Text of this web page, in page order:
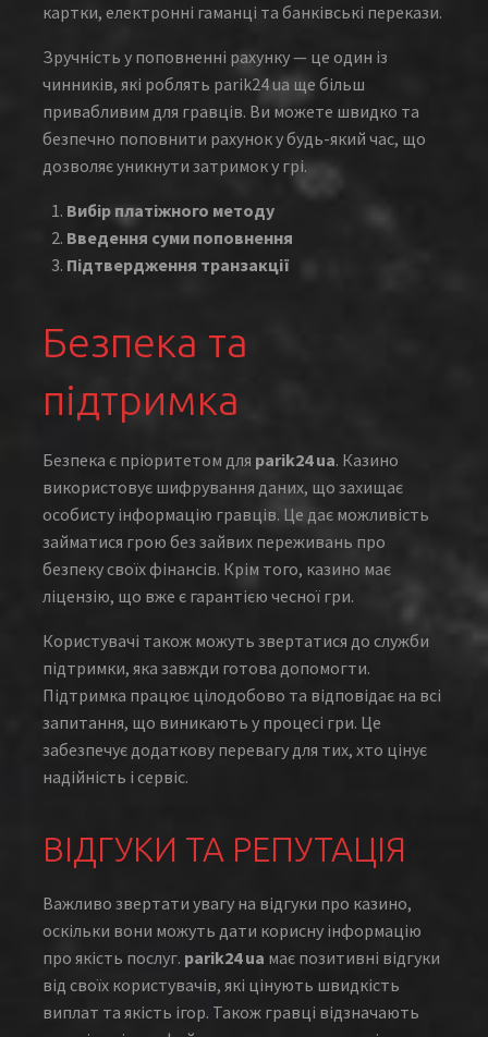
картки, електронні гаманці та банківські перекази.
Зручність у поповненні рахунку — це один із
чинників, які роблять parik24 ua ще більш
привабливим для гравців. Ви можете швидко та
безпечно поповнити рахунок у будь-який час, що
дозволяє уникнути затримок у грі.
Вибір платіжного методу
Введення суми поповнення
Підтвердження транзакції
Безпека та
підтримка
Безпека є пріоритетом для parik24 ua. Казино
використовує шифрування даних, що захищає
особисту інформацію гравців. Це дає можливість
займатися грою без зайвих переживань про
безпеку своїх фінансів. Крім того, казино має
ліцензію, що вже є гарантією чесної гри.
Користувачі також можуть звертатися до служби
підтримки, яка завжди готова допомогти.
Підтримка працює цілодобово та відповідає на всі
запитання, що виникають у процесі гри. Це
забезпечує додаткову перевагу для тих, хто цінує
надійність і сервіс.
ВІДГУКИ ТА РЕПУТАЦІЯ
Важливо звертати увагу на відгуки про казино,
оскільки вони можуть дати корисну інформацію
про якість послуг. parik24 ua має позитивні відгуки
від своїх користувачів, які цінують швидкість
виплат та якість ігор. Також гравці відзначають